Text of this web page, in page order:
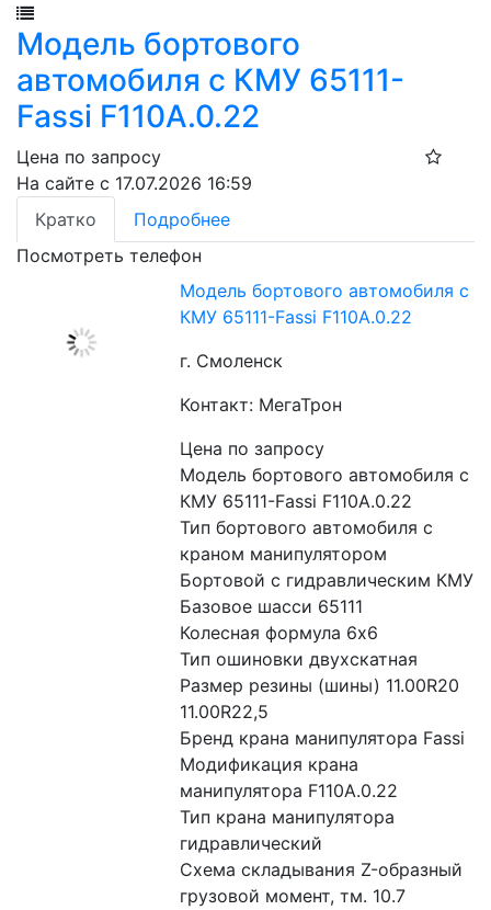
Модель бортового
автомобиля с КМУ 65111-
Fassi F110A.0.22
Цена по запросу
На сайте с 17.07.2026 16:59
Кратко
Подробнее
Посмотреть телефон
Модель бортового автомобиля с
КМУ 65111-Fassi F110A.0.22
г. Смоленск
Контакт: МегаТрон
Цена по запросу
Модель бортового автомобиля с
КМУ 65111-Fassi F110A.0.22
Тип бортового автомобиля с
краном манипулятором
Бортовой с гидравлическим КМУ
Базовое шасси 65111
Колесная формула 6x6
Тип ошиновки двухскатная
Размер резины (шины) 11.00R20
11.00R22,5
Бренд крана манипулятора Fassi
Модификация крана
манипулятора F110A.0.22
Тип крана манипулятора
гидравлический
Схема складывания Z-образный
грузовой момент, тм. 10.7